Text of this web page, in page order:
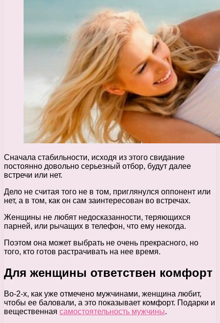
Сначала стабильности, исходя из этого свидание
постоянно довольно серьезный отбор, будут далее
встречи или нет.
Дело не считая того не в том, приглянулся оппонент или
нет, а в том, как он сам заинтересован во встречах.
Женщины не любят недосказанности, теряющихся
парней, или рычащих в телефон, что ему некогда.
Поэтом она может выбрать не очень прекрасного, но
того, кто готов растрачивать на нее время.
Для женщины ответствен комфорт
Во-2-х, как уже отмечено мужчинами, женщина любит,
чтобы ее баловали, а это показывает комфорт. Подарки и
вещественная самостоятельность мужчины.